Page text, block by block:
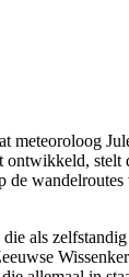
meteoroloog
ontwikkeld, stelt
de
als